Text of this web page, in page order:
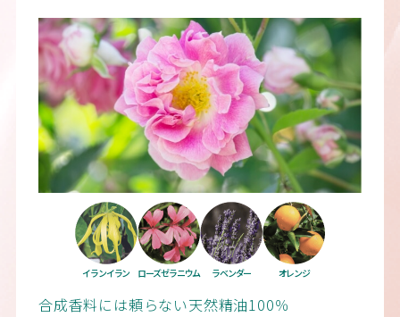
イランイラン ローズゼラニウム ラベンダー オレンジ
合成香料には頼らない天然精油100％